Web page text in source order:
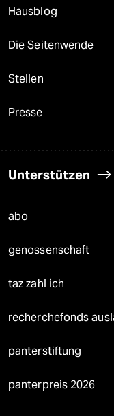
Hausblog
Die Seitenwende
Stellen
Presse
Unterstützen
abo
genossenschaft
taz zahl ich
recherchefonds
panterstiftung
panterpreis 2026